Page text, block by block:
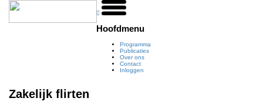
Hoofdmenu
Programma
Publicaties
Over ons
Contact
Inloggen
Zakelijk flirten